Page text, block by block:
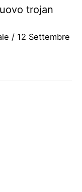
trojan
/ 12 Settembre